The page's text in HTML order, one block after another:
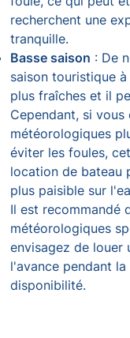
recherchent une
tranquille.
Basse saison : De
saison touristique
plus fraîches et il
Cependant, si
météorologiques
éviter les foules,
location de bateau
plus paisible sur
Il est recommandé
météorologiques
envisagez de louer
l'avance pendant
disponibilité.